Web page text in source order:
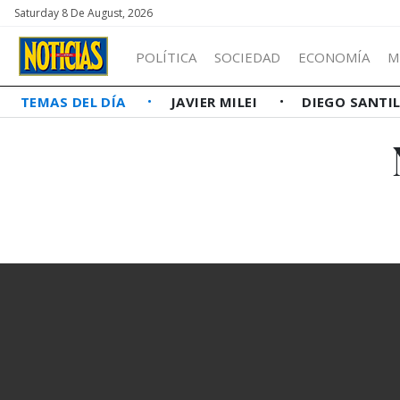
Saturday 8 De August, 2026
POLÍTICA SOCIEDAD ECONOMÍA
TEMAS DEL DÍA JAVIER MILEI DIEGO